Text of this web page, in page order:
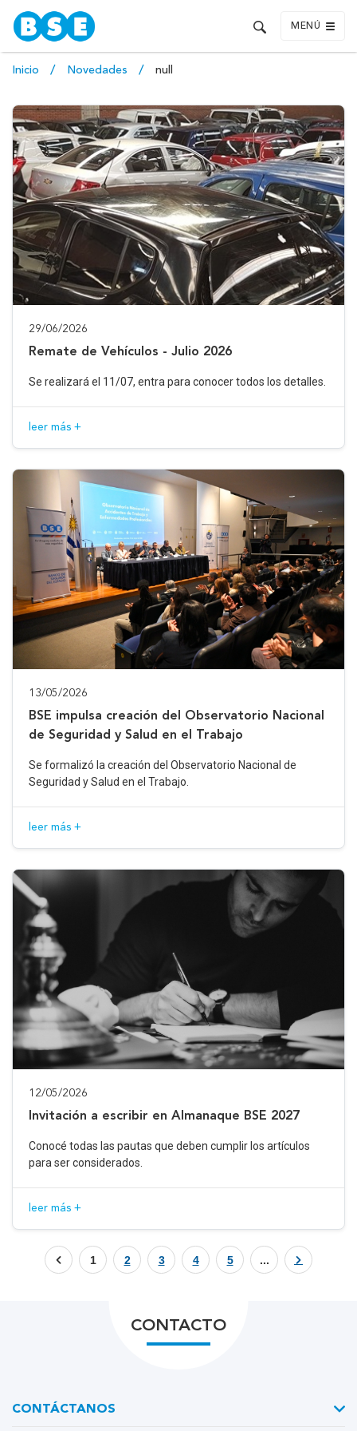
MENÚ
Inicio Novedades null
29/06/2026
Remate de Vehículos - Julio 2026
Se realizará el 11/07, entra para conocer todos los detalles.
leer más +
13/05/2026
BSE impulsa creación del Observatorio Nacional
de Seguridad y Salud en el Trabajo
Se formalizó la creación del Observatorio Nacional de
Seguridad y Salud en el Trabajo.
leer más +
12/05/2026
Invitación a escribir en Almanaque BSE 2027
Conocé todas las pautas que deben cumplir los artículos
para ser considerados.
leer más +
1 2 3 4 5 ...
CONTACTO
CONTÁCTANOS